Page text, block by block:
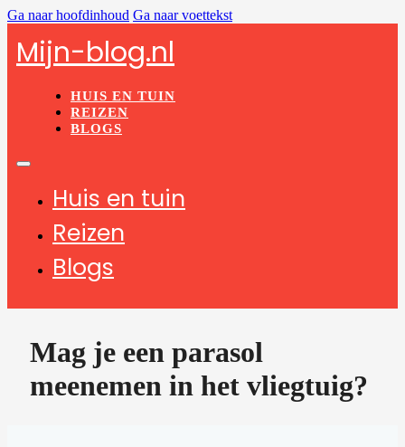
Ga naar hoofdinhoud Ga naar voettekst
Mijn-blog.nl
HUIS EN TUIN
REIZEN
BLOGS
Huis en tuin
Reizen
Blogs
Mag je een parasol
meenemen in het vliegtuig?